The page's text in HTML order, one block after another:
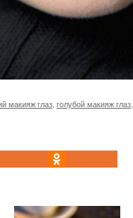
макияж глаз, голубой макияж глаз,